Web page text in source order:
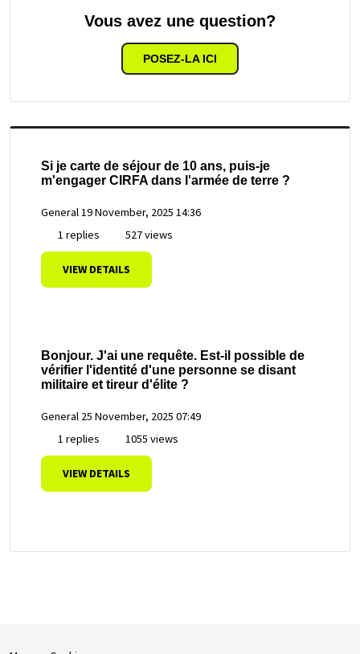
Vous avez une question?
POSEZ-LA ICI
Si je carte de séjour de 10 ans, puis-je
m'engager CIRFA dans l'armée de terre ?
General19 November, 2025 14:36
1 replies
527 views
VIEW DETAILS
Bonjour. J'ai une requête. Est-il possible de
vérifier l'identité d'une personne se disant
militaire et tireur d'élite ?
General 25 November, 2025 07:49
1 replies
1055 views
VIEW DETAILS